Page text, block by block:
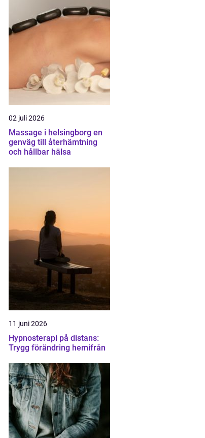
02 juli 2026
Massage i helsingborg en
genväg till återhämtning
och hållbar hälsa
11 juni 2026
Hypnosterapi på distans:
Trygg förändring hemifrån